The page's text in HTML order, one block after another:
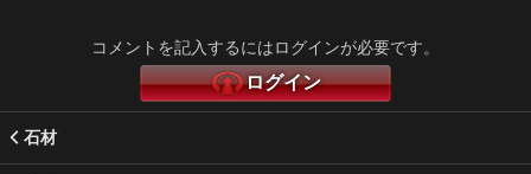
コメントを記入するにはログインが必要です。
ログイン
石材